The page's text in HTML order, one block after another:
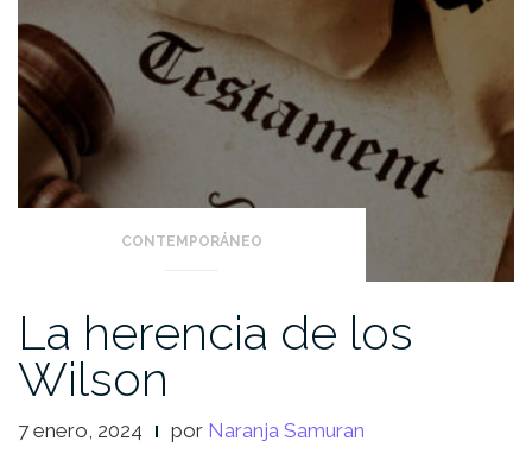
CONTEMPORÁNEO
La herencia de los
Wilson
7 enero, 2024 por Naranja Samuran